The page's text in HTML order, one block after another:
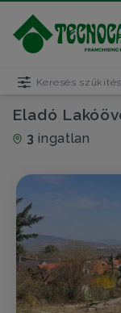
Eladó
3 ingatlan
Keresés